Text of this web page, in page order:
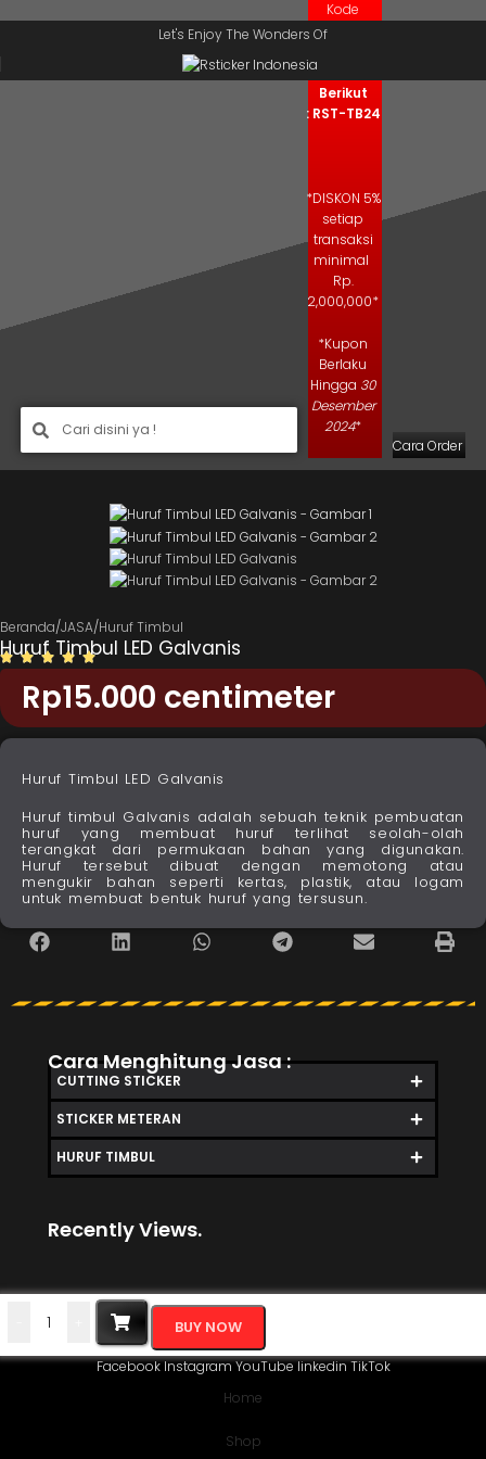
Let's Enjoy The Wonders Of
Kode
Kupon
Salin Kode
Berikut
: RST-TB24
*DISKON 5%
setiap
transaksi
minimal
Rp.
2,000,000*
*Kupon
Berlaku
Hingga 30
Desember
2024*
Cara Order
Beranda/JASA/Huruf Timbul
Huruf Timbul LED Galvanis
Rp15.000 centimeter
Huruf Timbul LED Galvanis
Huruf timbul Galvanis adalah sebuah teknik pembuatan
huruf yang membuat huruf terlihat seolah-olah
terangkat dari permukaan bahan yang digunakan.
Huruf tersebut dibuat dengan memotong atau
mengukir bahan seperti kertas, plastik, atau logam
untuk membuat bentuk huruf yang tersusun.
Cara Menghitung Jasa :
CUTTING STICKER
STICKER METERAN
HURUF TIMBUL
Recently Views.
BUY NOW
FacebookInstagramYouTubelinkedinTikTok
Home
Shop